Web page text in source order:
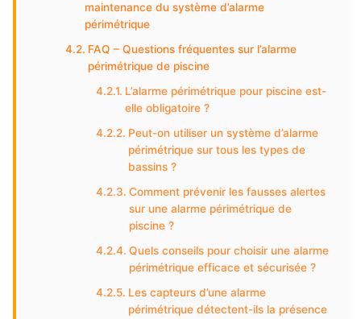
maintenance du système d’alarme
périmétrique
FAQ – Questions fréquentes sur l’alarme
périmétrique de piscine
L’alarme périmétrique pour piscine est-
elle obligatoire ?
Peut-on utiliser un système d’alarme
périmétrique sur tous les types de
bassins ?
Comment prévenir les fausses alertes
sur une alarme périmétrique de
piscine ?
Quels conseils pour choisir une alarme
périmétrique efficace et sécurisée ?
Les capteurs d’une alarme
périmétrique détectent-ils la présence